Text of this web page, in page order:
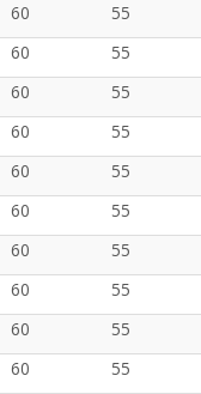
60 55
60 55
60 55
60 55
60 55
60 55
60 55
60 55
60 55
60 55